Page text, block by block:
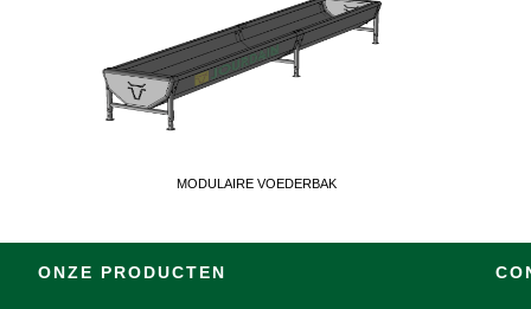
MODULAIRE VOEDERBAK
ONZE PRODUCTEN